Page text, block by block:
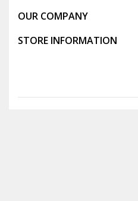
OUR COMPANY
STORE INFORMATION